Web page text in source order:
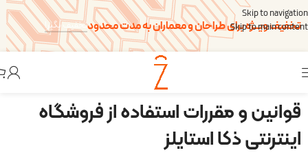
Skip to navigation
Skip to main content
تخفیف ویــژه برای طراحان و معماران به مدت محدودتخفیف بگیر!
قوانین و مقررات استفاده از فروشگاه
اینترنتی ذکا استایلز